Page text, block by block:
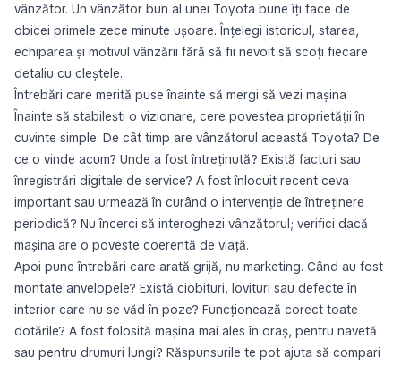
vânzător. Un vânzător bun al unei Toyota bune îți face de
obicei primele zece minute ușoare. Înțelegi istoricul, starea,
echiparea și motivul vânzării fără să fii nevoit să scoți fiecare
detaliu cu cleștele.
Întrebări care merită puse înainte să mergi să vezi mașina
Înainte să stabilești o vizionare, cere povestea proprietății în
cuvinte simple. De cât timp are vânzătorul această Toyota? De
ce o vinde acum? Unde a fost întreținută? Există facturi sau
înregistrări digitale de service? A fost înlocuit recent ceva
important sau urmează în curând o intervenție de întreținere
periodică? Nu încerci să interoghezi vânzătorul; verifici dacă
mașina are o poveste coerentă de viață.
Apoi pune întrebări care arată grijă, nu marketing. Când au fost
montate anvelopele? Există ciobituri, lovituri sau defecte în
interior care nu se văd în poze? Funcționează corect toate
dotările? A fost folosită mașina mai ales în oraș, pentru navetă
sau pentru drumuri lungi? Răspunsurile te pot ajuta să compari